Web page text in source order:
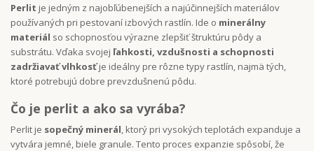
Perlit je jedným z najobľúbenejších a najúčinnejších materiálov
používaných pri pestovaní izbových rastlín. Ide o minerálny
materiál so schopnosťou výrazne zlepšiť štruktúru pôdy a
substrátu. Vďaka svojej ľahkosti, vzdušnosti a schopnosti
zadržiavať vlhkosťje ideálny pre rôzne typy rastlín, najmä tých,
ktoré potrebujú dobre prevzdušnenú pôdu.
Čo je perlit a ako sa vyrába?
Perlit je sopečný minerál, ktorý pri vysokých teplotách expanduje a
vytvára jemné, biele granule. Tento proces expanzie spôsobí, že